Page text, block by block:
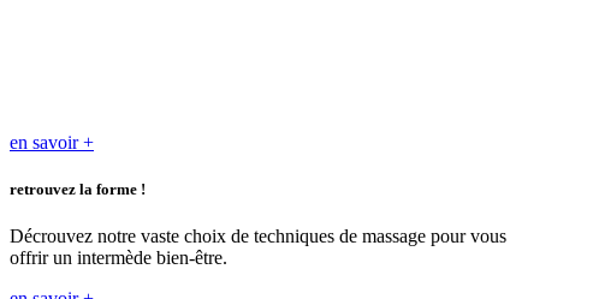
en savoir +
retrouvez la forme !
Décrouvez notre vaste choix de techniques de massage pour vous
offrir un intermède bien-être.